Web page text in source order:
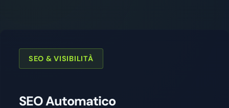
SEO & VISIBILITÀ
SEO Automatico